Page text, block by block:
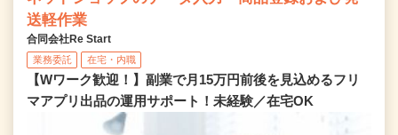
送軽作業
合同会社Re Start
業務委託 在宅・内職
【Wワーク歓迎！】副業で月15万円前後を見込めるフリ
マアプリ出品の運用サポート！未経験／在宅OK